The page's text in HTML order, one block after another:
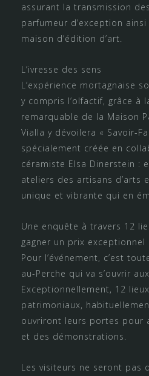
assurant la transmission
parfumeur d’exception ainsi
maison d’édition d’art.
L’ivresse des sens
L’expérience mortagnaise
y compris l’olfactif, grâce à
remarquable de la Maison
Vialla y dévoilera « Savoir-
spécialement créée en
céramiste Elsa Dinerstein :
ateliers des artisans d’arts
unique et vibrante qui en
Une enquête à travers 12
gagner un prix exceptionnel
Pour l’événement, c’est
au-Perche qui va s’ouvrir
Exceptionnellement, 12
patrimoniaux,
ouvriront leurs portes pour
et des démonstrations.
Les visiteurs ne seront pas